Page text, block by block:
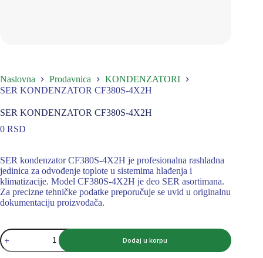
Naslovna Prodavnica
KONDENZATORI
SER KONDENZATOR CF380S-4X2H
SER KONDENZATOR CF380S-4X2H
0 RSD
SER kondenzator CF380S-4X2H je profesionalna rashladna
jedinica za odvođenje toplote u sistemima hlađenja i
klimatizacije. Model CF380S-4X2H je deo SER asortimana.
Za precizne tehničke podatke preporučuje se uvid u originalnu
dokumentaciju proizvođača.
SER
KONDENZATOR
CF380S-
Dodaj u korpu